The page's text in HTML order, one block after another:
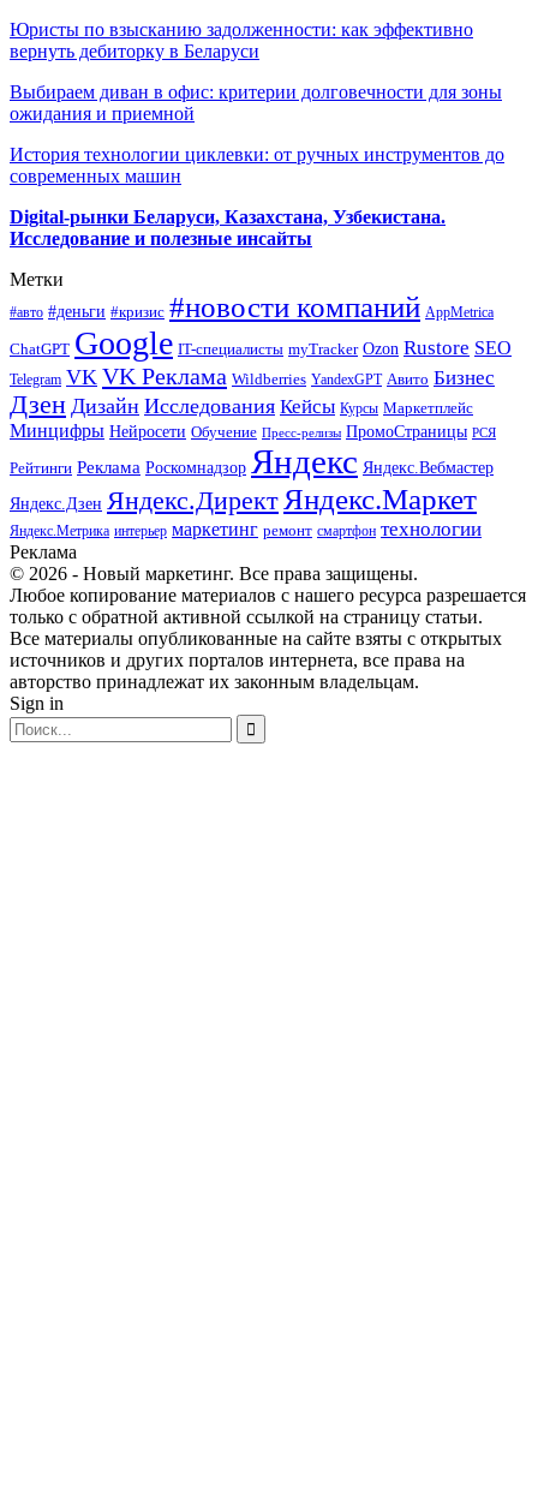
Юристы по взысканию задолженности: как эффективно
вернуть дебиторку в Беларуси
Выбираем диван в офис: критерии долговечности для зоны
ожидания и приемной
История технологии циклевки: от ручных инструментов до
современных машин
Digital-рынки Беларуси, Казахстана, Узбекистана.
Исследование и полезные инсайты
Метки
#авто #деньги #кризис #новости компаний AppMetrica
ChatGPT Google IT-специалисты myTracker Ozon Rustore SEO
Telegram VK VK Реклама Wildberries YandexGPT Авито Бизнес
Дзен Дизайн Исследования Кейсы Курсы Маркетплейс
Минцифры Нейросети Обучение Пресс-релизы ПромоСтраницы РСЯ
Рейтинги Реклама Роскомнадзор Яндекс Яндекс.Вебмастер
Яндекс.Дзен Яндекс.ДиректЯндекс.Маркет
Яндекс.Метрика интерьер маркетинг ремонт смартфон технологии
Реклама
© 2026 - Новый маркетинг. Все права защищены.
Любое копирование материалов с нашего ресурса разрешается
только с обратной активной ссылкой на страницу статьи.
Все материалы опубликованные на сайте взяты с открытых
источников и других порталов интернета, все права на
авторство принадлежат их законным владельцам.
Sign in